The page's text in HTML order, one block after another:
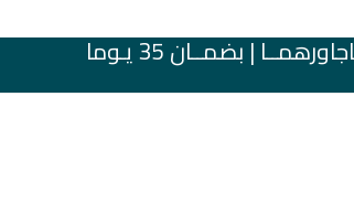
| بضمــان 35 يـوما